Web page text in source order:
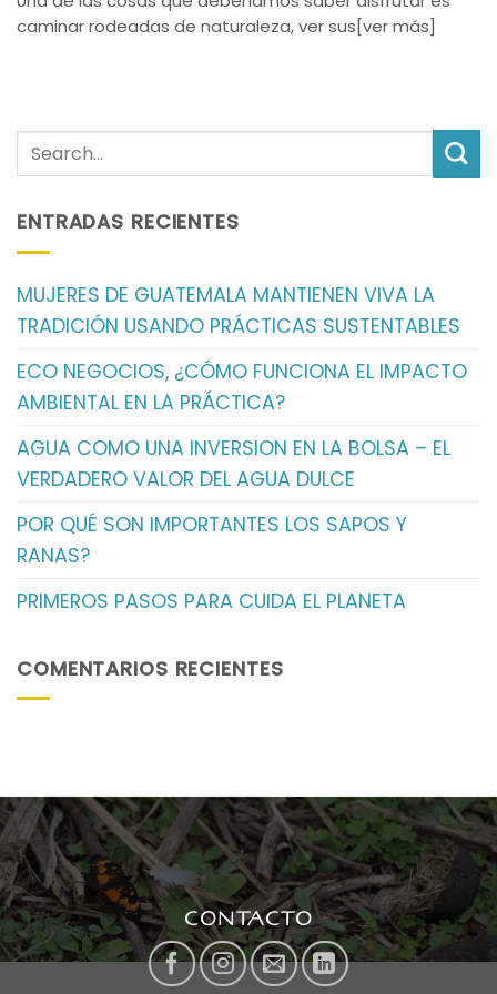
caminar rodeadas de naturaleza, ver sus[ver más]
ENTRADAS RECIENTES
MUJERES DE GUATEMALA MANTIENEN VIVA LA
TRADICIÓN USANDO PRÁCTICAS SUSTENTABLES
ECO NEGOCIOS, ¿CÓMO FUNCIONA EL IMPACTO
AMBIENTAL EN LA PRÁCTICA?
AGUA COMO UNA INVERSION EN LA BOLSA – EL
VERDADERO VALOR DEL AGUA DULCE
POR QUÉ SON IMPORTANTES LOS SAPOS Y
RANAS?
PRIMEROS PASOS PARA CUIDA EL PLANETA
COMENTARIOS RECIENTES
CONTACTO